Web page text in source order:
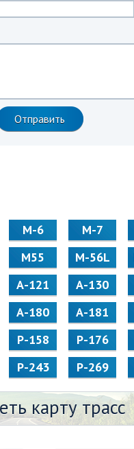
М-6 М-7
М55 M-56L
А-121 А-130
А-180 А-181
Р-158 Р-176
Р-243 Р-269
карту трасс